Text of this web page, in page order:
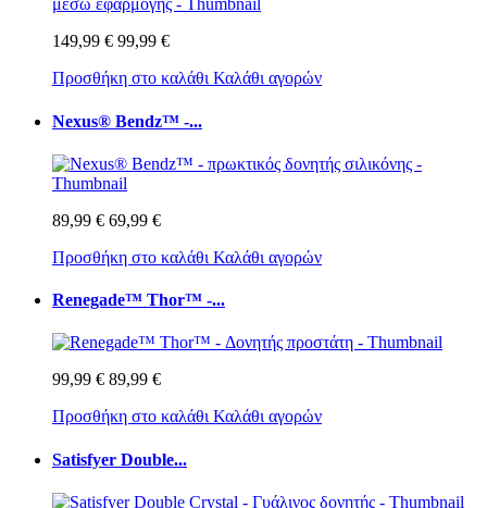
149,99 € 99,99 €
Προσθήκη στο καλάθι Καλάθι αγορών
Nexus® Bendz™ -...
89,99 € 69,99 €
Προσθήκη στο καλάθι Καλάθι αγορών
Renegade™ Thor™ -...
99,99 € 89,99 €
Προσθήκη στο καλάθι Καλάθι αγορών
Satisfyer Double...